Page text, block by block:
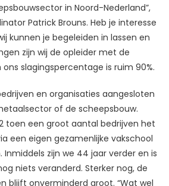
in Noord-Nederland”,
Patrick Brouns. Heb je interesse
kunnen je begeleiden in lassen en
zijn wij de opleider met de
slagingspercentage is ruim 90%.
en organisaties aangesloten
of de scheepsbouw.
toen een groot aantal bedrijven het
een eigen gezamenlijke vakschool
zijn we 44 jaar verder en is
niets veranderd. Sterker nog, de
blijft onverminderd groot. “Wat wel